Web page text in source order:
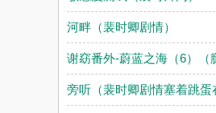
河畔（裴时卿剧情）
谢窈番外-蔚蓝之海（6）（
旁听（裴时卿剧情塞着跳蛋